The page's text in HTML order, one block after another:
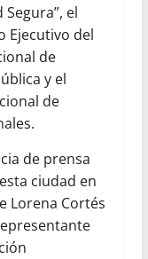
el
Ejecutivo del
de
y el
de
de prensa
ciudad en
Lorena Cortés